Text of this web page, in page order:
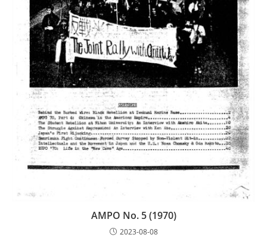
AMPO No. 5 (1970)
2023-08-08